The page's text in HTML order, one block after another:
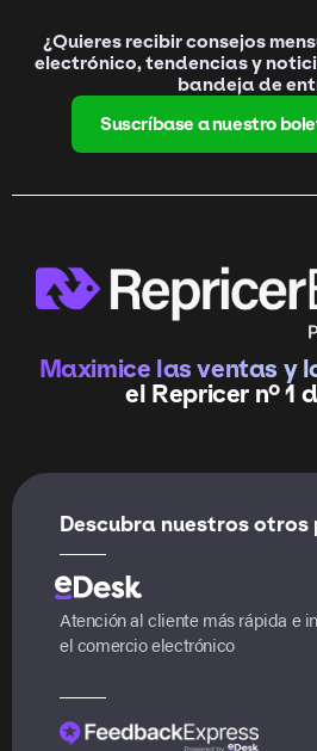
¿Quieres recibir consejos
electrónico, tendencias y
bandeja de
Suscríbase a nuestro
Maximice las ventas y
el Repricer nº 1
Descubra nuestros
Atención al cliente más rápida e
el comercio electrónico